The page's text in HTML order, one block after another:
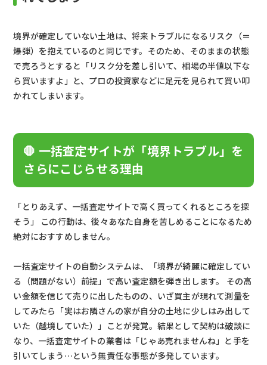
境界が確定していない土地は、将来トラブルになるリスク（＝
爆弾）を抱えているのと同じです。そのため、そのままの状態
で売ろうとすると「リスク分を差し引いて、相場の半値以下な
ら買いますよ」と、プロの投資家などに足元を見られて買い叩
かれてしまいます。
🛑 一括査定サイトが「境界トラブル」を
さらにこじらせる理由
「とりあえず、一括査定サイトで高く買ってくれるところを探
そう」 この行動は、後々あなた自身を苦しめることになるため
絶対におすすめしません。
一括査定サイトの自動システムは、「境界が綺麗に確定してい
る（問題がない）前提」で高い査定額を弾き出します。 その高
い金額を信じて売りに出したものの、いざ買主が現れて測量を
してみたら「実はお隣さんの家が自分の土地に少しはみ出して
いた（越境していた）」ことが発覚。結果として契約は破談に
なり、一括査定サイトの業者は「じゃあ売れませんね」と手を
引いてしまう…という無責任な事態が多発しています。